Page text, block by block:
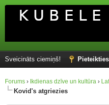
Sveicināts ciemiņš! Pieteikties
Forums › Ikdienas dzīve un kultūra ›
Kovid's atgriezies